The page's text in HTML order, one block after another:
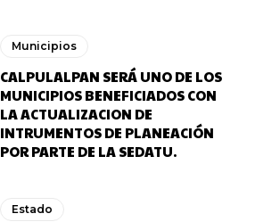
Municipios
CALPULALPAN SERÁ UNO DE LOS
MUNICIPIOS BENEFICIADOS CON
LA ACTUALIZACION DE
INTRUMENTOS DE PLANEACIÓN
POR PARTE DE LA SEDATU.
Estado